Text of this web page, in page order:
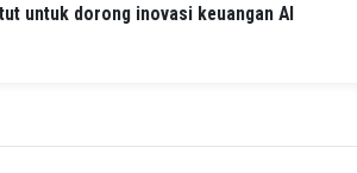
untuk dorong inovasi keuangan AI